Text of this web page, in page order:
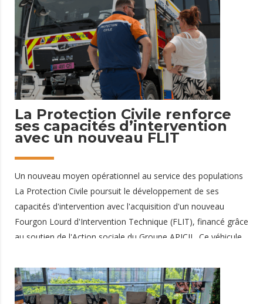
protéger et protéger ses proches, notamment les personnes
âgées, les enfants, les femmes enceintes et les personnes
souffrant de maladies chroniques. Qu'est-ce qu'une canicule ?
On parle
19 juin 2026
La Protection Civile renforce
ses capacités d’intervention
avec un nouveau FLIT
Un nouveau moyen opérationnel au service des populations
La Protection Civile poursuit le développement de ses
capacités d'intervention avec l'acquisition d'un nouveau
Fourgon Lourd d'Intervention Technique (FLIT), financé grâce
au soutien de l'Action sociale du Groupe APICIL. Ce véhicule
Protection Civile pour faire face aux situations d'urgence
majeures et aux catastrophes naturelles. Basé à Narbonne
(Aude), il pourra être mobilisé 24 heures sur 24 et 7 jours sur